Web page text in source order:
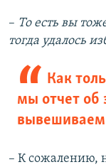
–​ То есть вы
тогда удалось
Как
мы отчет об
вывешиваем
– К сожалению,